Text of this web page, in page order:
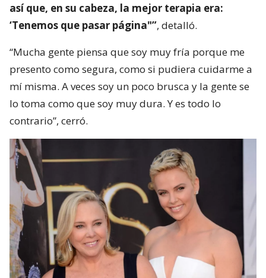
así que, en su cabeza, la mejor terapia era:
‘Tenemos que pasar página"”, detalló.
“Mucha gente piensa que soy muy fría porque me
presento como segura, como si pudiera cuidarme a
mí misma. A veces soy un poco brusca y la gente se
lo toma como que soy muy dura. Y es todo lo
contrario”, cerró.